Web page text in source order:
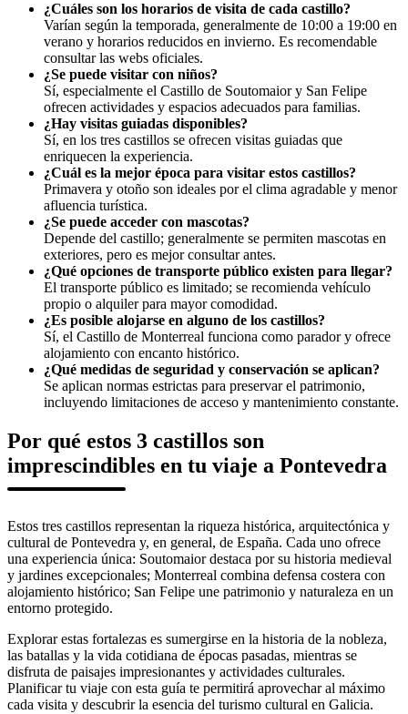
¿Cuáles son los horarios de visita de cada castillo?
Varían según la temporada, generalmente de 10:00 a 19:00 en
verano y horarios reducidos en invierno. Es recomendable
consultar las webs oficiales.
¿Se puede visitar con niños?
Sí, especialmente el Castillo de Soutomaior y San Felipe
ofrecen actividades y espacios adecuados para familias.
¿Hay visitas guiadas disponibles?
Sí, en los tres castillos se ofrecen visitas guiadas que
enriquecen la experiencia.
¿Cuál es la mejor época para visitar estos castillos?
Primavera y otoño son ideales por el clima agradable y menor
afluencia turística.
¿Se puede acceder con mascotas?
Depende del castillo; generalmente se permiten mascotas en
exteriores, pero es mejor consultar antes.
¿Qué opciones de transporte público existen para llegar?
El transporte público es limitado; se recomienda vehículo
propio o alquiler para mayor comodidad.
¿Es posible alojarse en alguno de los castillos?
Sí, el Castillo de Monterreal funciona como parador y ofrece
alojamiento con encanto histórico.
¿Qué medidas de seguridad y conservación se aplican?
Se aplican normas estrictas para preservar el patrimonio,
incluyendo limitaciones de acceso y mantenimiento constante.
Por qué estos 3 castillos son
imprescindibles en tu viaje a Pontevedra
Estos tres castillos representan la riqueza histórica, arquitectónica y
cultural de Pontevedra y, en general, de España. Cada uno ofrece
una experiencia única: Soutomaior destaca por su historia medieval
y jardines excepcionales; Monterreal combina defensa costera con
alojamiento histórico; San Felipe une patrimonio y naturaleza en un
entorno protegido.
Explorar estas fortalezas es sumergirse en la historia de la nobleza,
las batallas y la vida cotidiana de épocas pasadas, mientras se
disfruta de paisajes impresionantes y actividades culturales.
Planificar tu viaje con esta guía te permitirá aprovechar al máximo
cada visita y descubrir la esencia del turismo cultural en Galicia.